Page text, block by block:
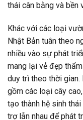
thái cân bằng và bền
Khác với các loại
Nhật Bản tuân theo
nhiều vào sự phát
mang lại vẻ đẹp
duy trì theo thời
gồm các loại cây
tạo thành hệ sinh
trợ lẫn nhau để phát